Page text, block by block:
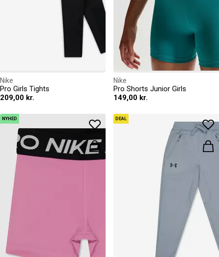
Nike
Pro Girls Tights
209,00 kr.
Nike
Pro Shorts Junior Girls
149,00 kr.
NYHED DEAL